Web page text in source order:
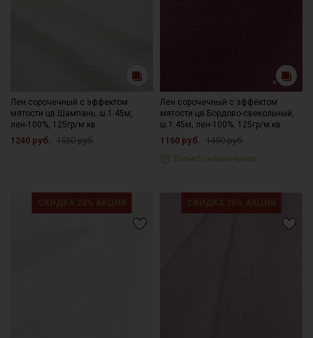
Лен сорочечный с эффектом
мятости цв.Шампань, ш.1.45м,
лен-100%, 125гр/м.кв
1240 руб. 1550 руб.
Лен сорочечный с эффектом
мятости цв.Бордово-свекольный,
ш.1.45м, лен-100%, 125гр/м.кв
1160 руб. 1450 руб.
Только онлайн-заказ